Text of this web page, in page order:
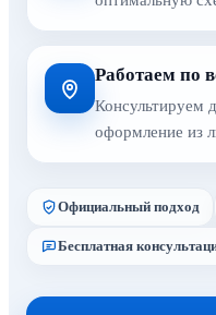
Работаем по
Консультируем
оформление из
Официальный подход
Бесплатная